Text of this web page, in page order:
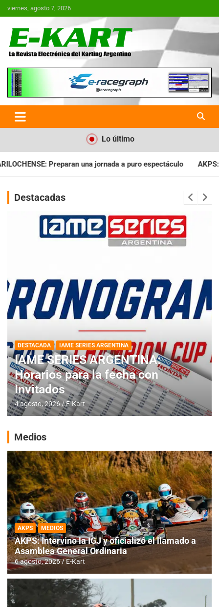
Saltar
al
viernes, agosto 7, 2026
E-Kart.com.ar | La Revista
Electrónica del Karting en
Argentina
Lo último
a puro espectáculo AKPS: Intervino la IGJ y oficializó el
Destacadas
DESTACADA IAME SERIES ARGENTINA
IAME SERIES ARGENTINA:
Horarios para la fecha con
Invitados
4 agosto, 2026 E-Kart
Medios
AKPS MEDIOS
AKPS: Intervino la IGJ y oficializó el llamado a
Asamblea General Ordinaria
6 agosto, 2026 E-Kart